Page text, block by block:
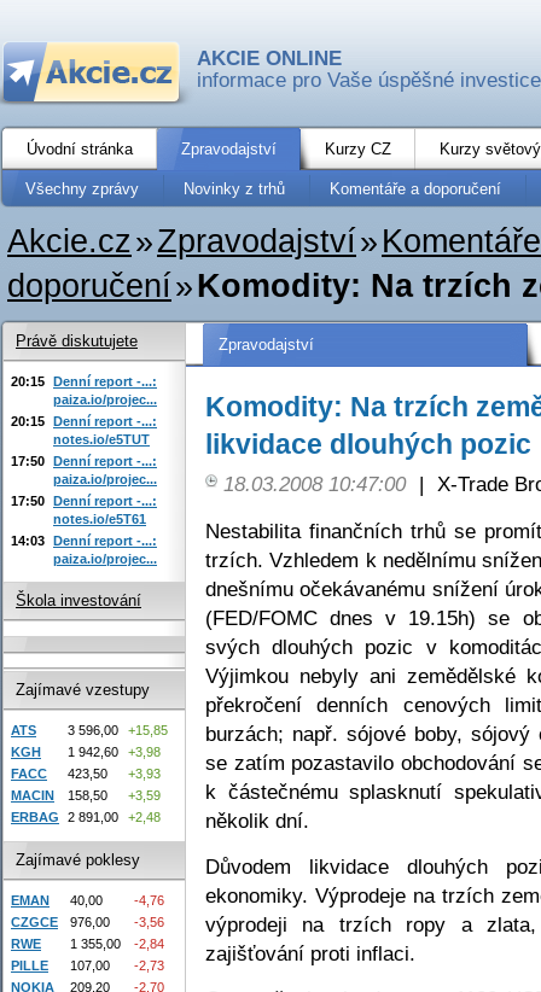
AKCIE ONLINE
informace pro Vaše úspěšné investice
Úvodní stránka Zpravodajství Kurzy CZ Kurzy
Všechny zprávy Novinky z trhů Komentáře a doporučení
Akcie.cz»Zpravodajství»
doporučení»Komodity: Na trzích
Zpravodajství
Komodity: Na trzích
likvidace dlouhých pozic
18.03.2008 10:47:00 | X-Trade
Nestabilita finančních trhů se
trzích. Vzhledem k nedělnímu
dnešnímu očekávanému snížení
(FED/FOMC dnes v 19.15h) se
svých dlouhých pozic v
Výjimkou nebyly ani zemědělské
překročení denních cenových
burzách; např. sójové boby,
se zatím pozastavilo obchodování
k částečnému splasknutí
několik dní.
Důvodem likvidace dlouhých
ekonomiky. Výprodeje na trzích
výprodeji na trzích ropy a
zajišťování proti inflaci.
Právě diskutujete
20:15 Denní report -...:
paiza.io/projec...
20:15 Denní report -...:
notes.io/e5TUT
17:50 Denní report -...:
paiza.io/projec...
17:50 Denní report -...:
notes.io/e5T61
14:03 Denní report -...:
paiza.io/projec...
Škola investování
Zajímavé vzestupy
ATS 3 596,00
+15,85
KGH
1 942,60
+3,98
FACC
423,50
+3,93
MACIN
158,50
+3,59
ERBAG
2 891,00 +2,48
Zajímavé poklesy
EMAN 40,00
-4,76
CZGCE
976,00
-3,56
RWE
1 355,00
-2,84
PILLE
107,00
-2,73
NOKIA
209,20 -2,70